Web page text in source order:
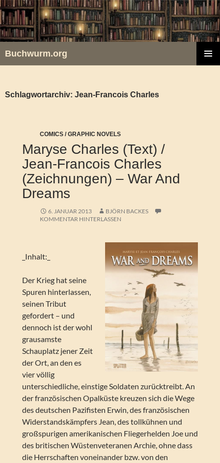
Zum
Inhalt
springen
Buchwurm.org
Schlagwortarchiv: Jean-Francois Charles
COMICS / GRAPHIC NOVELS
Maryse Charles (Text) /
Jean-Francois Charles
(Zeichnungen) – War And
Dreams
6. JANUAR 2013
BJÖRN BACKES
KOMMENTAR HINTERLASSEN
_Inhalt:_
Der Krieg hat seine
Spuren hinterlassen,
seinen Tribut
gefordert – und
dennoch ist der wohl
grausamste
Schauplatz jener Zeit
der Ort, an den es
vier völlig
unterschiedliche, einstige Soldaten zurücktreibt. An
der französischen Opalküste kreuzen sich die Wege
des deutschen Pazifisten Erwin, des französischen
Widerstandskämpfers Jean, des tollkühnen und
großspurigen amerikanischen Fliegerhelden Joe und
des britischen Wüstenveteranen Archie, ohne dass
die Herrschaften voneinander bzw. von den